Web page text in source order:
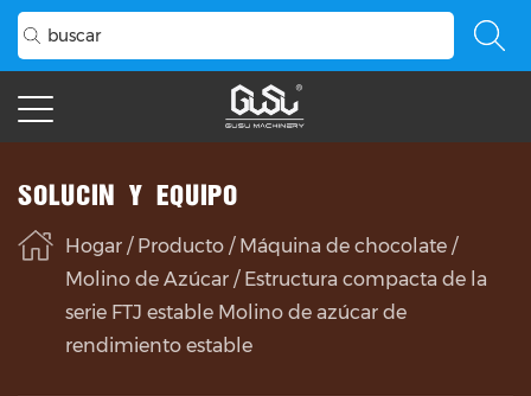
SOLUCIÓN Y EQUIPO
Hogar / Producto / Máquina de chocolate /
Molino de Azúcar / Estructura compacta de la
serie FTJ estable Molino de azúcar de
rendimiento estable